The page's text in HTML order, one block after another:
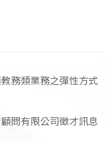
務類業務之彈性方式
問有限公司徵才訊息